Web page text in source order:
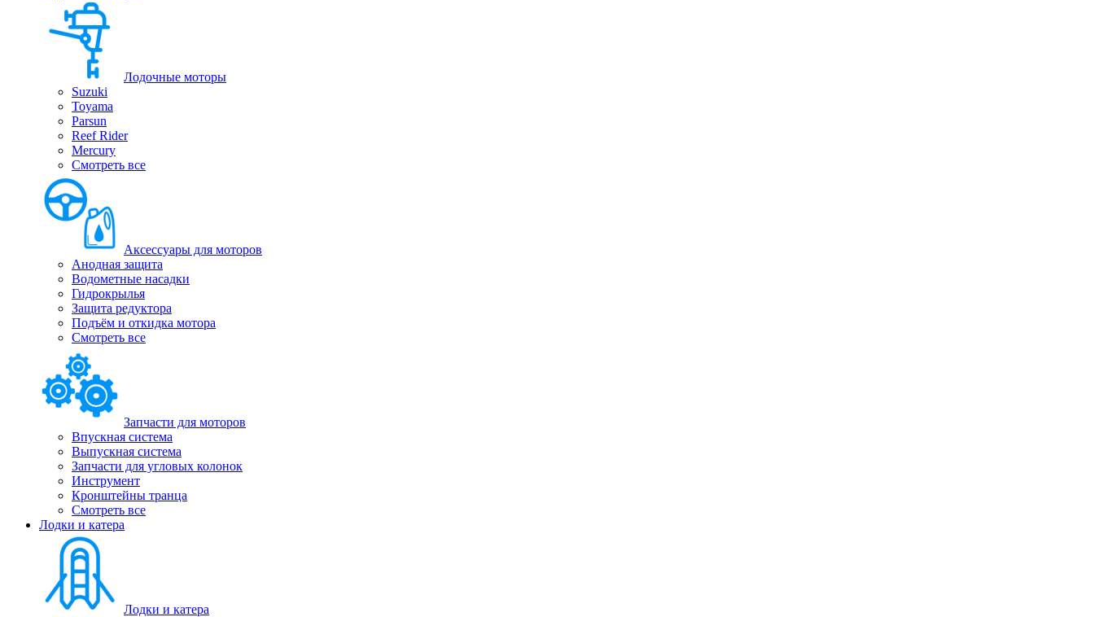
Лодочные моторы
Suzuki
Toyama
Parsun
Reef Rider
Mercury
Смотреть все
Аксессуары для моторов
Анодная защита
Водометные насадки
Гидрокрылья
Защита редуктора
Подъём и откидка мотора
Смотреть все
Запчасти для моторов
Впускная система
Выпускная система
Запчасти для угловых колонок
Инструмент
Кронштейны транца
Смотреть все
Лодки и катера
Лодки и катера